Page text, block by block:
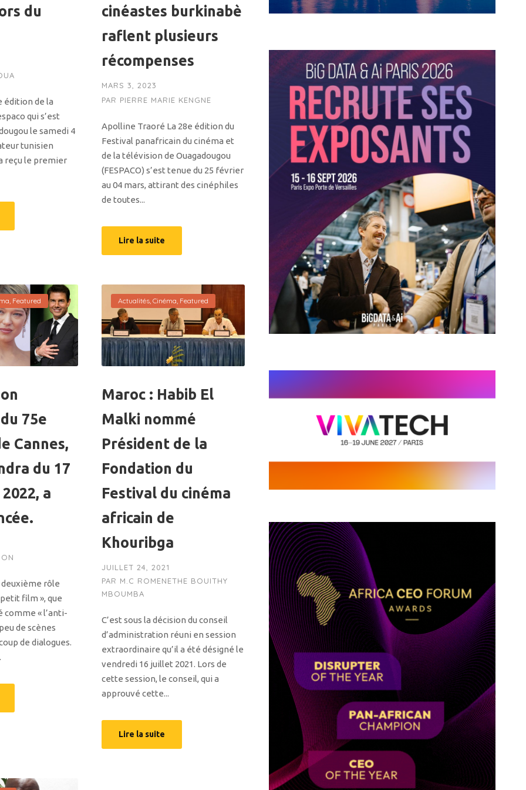
du
édition de la
qui s’est
le samedi 4
tunisien
reçu le premier
cinéastes burkinabè
raflent plusieurs
récompenses
MARS 3, 2023
PAR PIERRE MARIE KENGNE
Apolline Traoré La 28e édition du
Festival panafricain du cinéma et
de la télévision de Ouagadougou
(FESPACO) s’est tenue du 25 février
au 04 mars, attirant des cinéphiles
de toutes...
Lire la suite
Featured
75e
Cannes,
du 17
a
deuxième rôle
film », que
comme « l’anti-
de scènes
de dialogues.
Actualités, Cinéma Featured
Maroc : Habib El
Malki nommé
Président de la
Fondation du
Festival du cinéma
africain de
Khouribga
JUILLET 24, 2021
PAR M.C ROMENETHE BOUITHY
MBOUMBA
C’est sous la décision du conseil
d’administration réuni en session
extraordinaire qu’il a été désigné le
vendredi 16 juillet 2021. Lors de
cette session, le conseil, qui a
approuvé cette...
Lire la suite